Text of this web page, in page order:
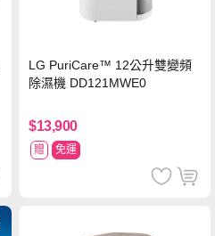
LG PuriCare™ 12公升雙變頻
除濕機 DD121MWE0
$13,900
贈 免運